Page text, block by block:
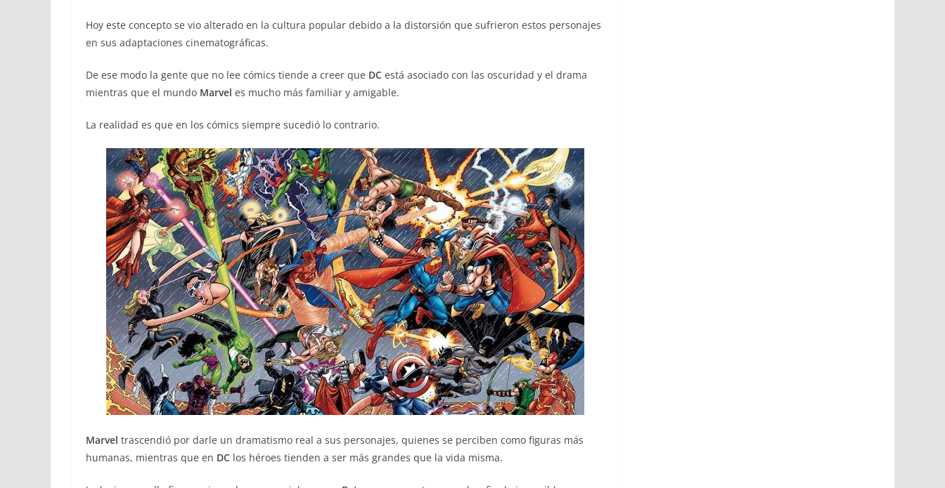
Hoy este concepto se vio alterado en la cultura popular debido a la distorsión que sufrieron estos personajes
en sus adaptaciones cinematográficas.
De ese modo la gente que no lee cómics tiende a creer que DC está asociado con las oscuridad y el drama
mientras que el mundo Marvel es mucho más familiar y amigable.
La realidad es que en los cómics siempre sucedió lo contrario.
Marvel trascendió por darle un dramatismo real a sus personajes, quienes se perciben como figuras más
humanas, mientras que en DC los héroes tienden a ser más grandes que la vida misma.